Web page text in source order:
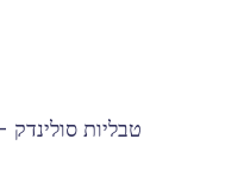
טבליות